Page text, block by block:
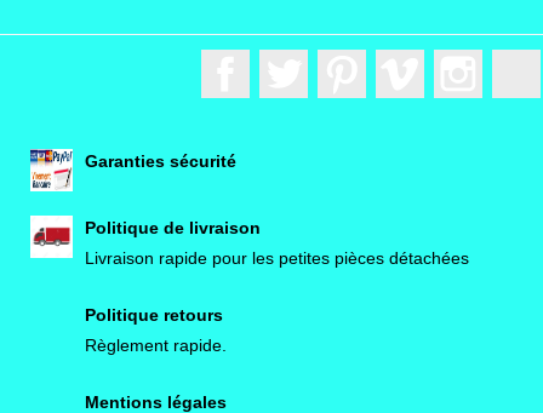
Garanties sécurité
Politique de livraison
Livraison rapide pour les petites pièces détachées
Politique retours
Règlement rapide.
Mentions légales